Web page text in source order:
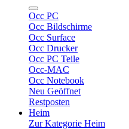
Occ PC
Occ Bildschirme
Occ Surface
Occ Drucker
Occ PC Teile
Occ-MAC
Occ Notebook
Neu Geöffnet
Restposten
Heim
Zur Kategorie Heim